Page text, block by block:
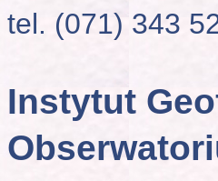
tel. (071) 343
Instytut